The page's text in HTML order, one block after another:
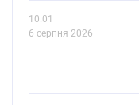
10.01
6 серпня 2026